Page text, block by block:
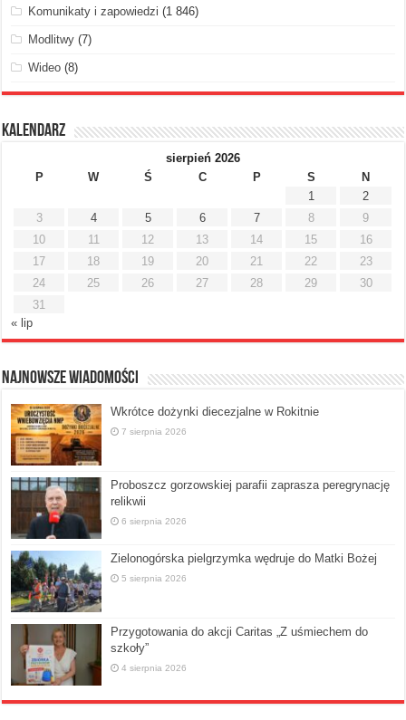
Komunikaty i zapowiedzi (1 846)
Modlitwy (7)
Wideo (8)
Kalendarz
sierpień 2026
P
W Ś C P S
N
1
2
3
4 5 6 7 8
9
10
11 12 13 14 15
16
17
18 19 20 21 22
23
24
25 26 27 28 29
30
31
« lip
Najnowsze Wiadomości
Wkrótce dożynki diecezjalne w Rokitnie
7 sierpnia 2026
Proboszcz gorzowskiej parafii zaprasza peregrynację
relikwii
6 sierpnia 2026
Zielonogórska pielgrzymka wędruje do Matki Bożej
5 sierpnia 2026
Przygotowania do akcji Caritas „Z uśmiechem do
szkoły”
4 sierpnia 2026